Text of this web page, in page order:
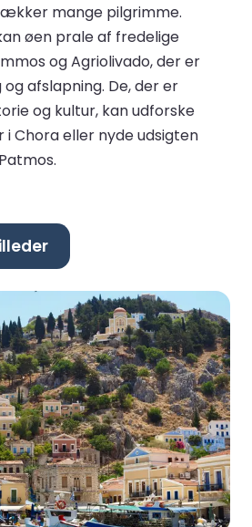
mange pilgrimme.
øen prale af fredelige
og Agriolivado, der er
afslapning. De, der er
og kultur, kan udforske
i Chora eller nyde udsigten